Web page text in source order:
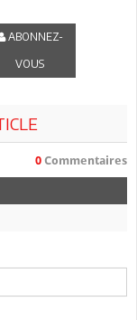
ABONNEZ-
VOUS
0 Commentaires